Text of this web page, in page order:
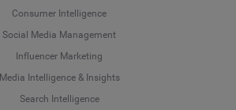
Consumer Intelligence
Social Media Management
Influencer Marketing
Media Intelligence & Insights
Search Intelligence